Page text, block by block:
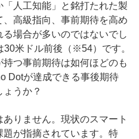
人工知能」と銘打たれた製
高級指向、事前期待を高め
場合が多いのではないでし
30米ドル前後（※54）です。
つ事前期待は如何ほどのも
Dotが達成できる事後期待
うか？
りません。現状のスマート
が指摘されています。特